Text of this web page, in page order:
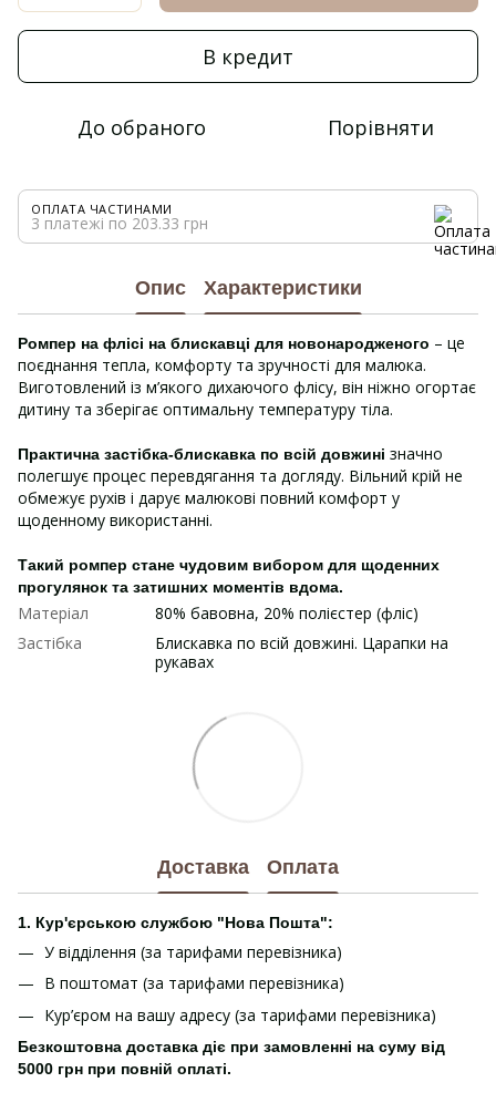
В кредит
До обраного Порівняти
ОПЛАТА ЧАСТИНАМИ
3 платежі по 203.33 грн
Опис Характеристики
Ромпер на флісі на блискавці для новонародженого – це
поєднання тепла, комфорту та зручності для малюка.
Виготовлений із м’якого дихаючого флісу, він ніжно огортає
дитину та зберігає оптимальну температуру тіла.
Практична застібка-блискавка по всій довжині значно
полегшує процес перевдягання та догляду. Вільний крій не
обмежує рухів і дарує малюкові повний комфорт у
щоденному використанні.
Такий ромпер стане чудовим вибором для щоденних
прогулянок та затишних моментів вдома.
Матеріал
80% бавовна, 20% полієстер (фліс)
Застібка
Блискавка по всій довжині. Царапки на
рукавах
Доставка Оплата
1. Кур'єрською службою "Нова Пошта":
У відділення (за тарифами перевізника)
В поштомат (за тарифами перевізника)
Кур’єром на вашу адресу (за тарифами перевізника)
Безкоштовна доставка діє при замовленні на суму від
5000 грн при повній оплаті.